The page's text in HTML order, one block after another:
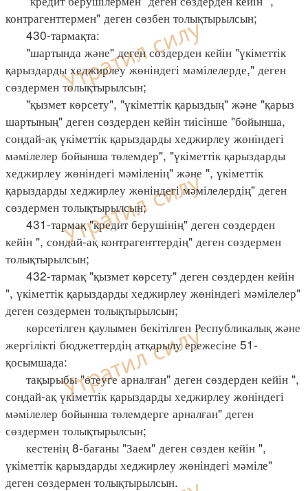
контрагенттермен" деген сөзбен толықтырылсын;
430-тармақта:
"шартында және" деген сөздерден кейін "үкіметтік
қарыздарды хеджирлеу жөніндегі мәмілелерде," деген
сөздермен толықтырылсын;
"қызмет көрсету", "үкіметтік қарыздың" және "қарыз
шартының" деген сөздерден кейін тиісінше "бойынша,
сондай-ақ үкіметтік қарыздарды хеджирлеу жөніндегі
мәмілелер бойынша төлемдер", "үкіметтік қарыздарды
хеджирлеу жөніндегі мәміленің" және ", үкіметтік
қарыздарды хеджирлеу жөніндегі мәмілелердің" деген
сөздермен толықтырылсын;
431-тармақ "кредит берушінің" деген сөздерден
кейін ", сондай-ақ контрагенттердің" деген сөздермен
толықтырылсын;
432-тармақ "қызмет көрсету" деген сөздерден кейін
", үкіметтік қарыздарды хеджирлеу жөніндегі мәмілелер"
деген сөздермен толықтырылсын;
көрсетілген қаулымен бекітілген Республикалық және
жергілікті бюджеттердің атқарылу ережесіне 51-
қосымшада:
тақырыбы "өтеуге арналған" деген сөздерден кейін ",
сондай-ақ үкіметтік қарыздарды хеджирлеу жөніндегі
мәмілелер бойынша төлемдерге арналған" деген
сөздермен толықтырылсын;
кестенің 8-бағаны "Заем" деген сөзден кейін ",
үкіметтік қарыздарды хеджирлеу жөніндегі мәміле"
деген сөздермен толықтырылсын.